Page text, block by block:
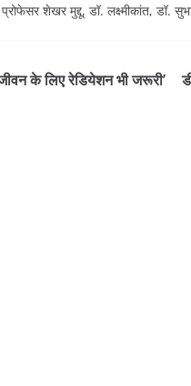
शेखर मुद्दू, डॉ. लक्ष्मीकांत, डॉ.
के लिए रेडियेशन भी जरूरी’